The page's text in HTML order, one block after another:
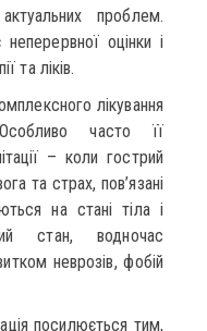
проблем.
оцінки і
та ліків.
лікування
часто її
– коли гострий
та страх, пов’язані
на стані тіла і
стан, водночас
неврозів, фобій
посилюється тим,